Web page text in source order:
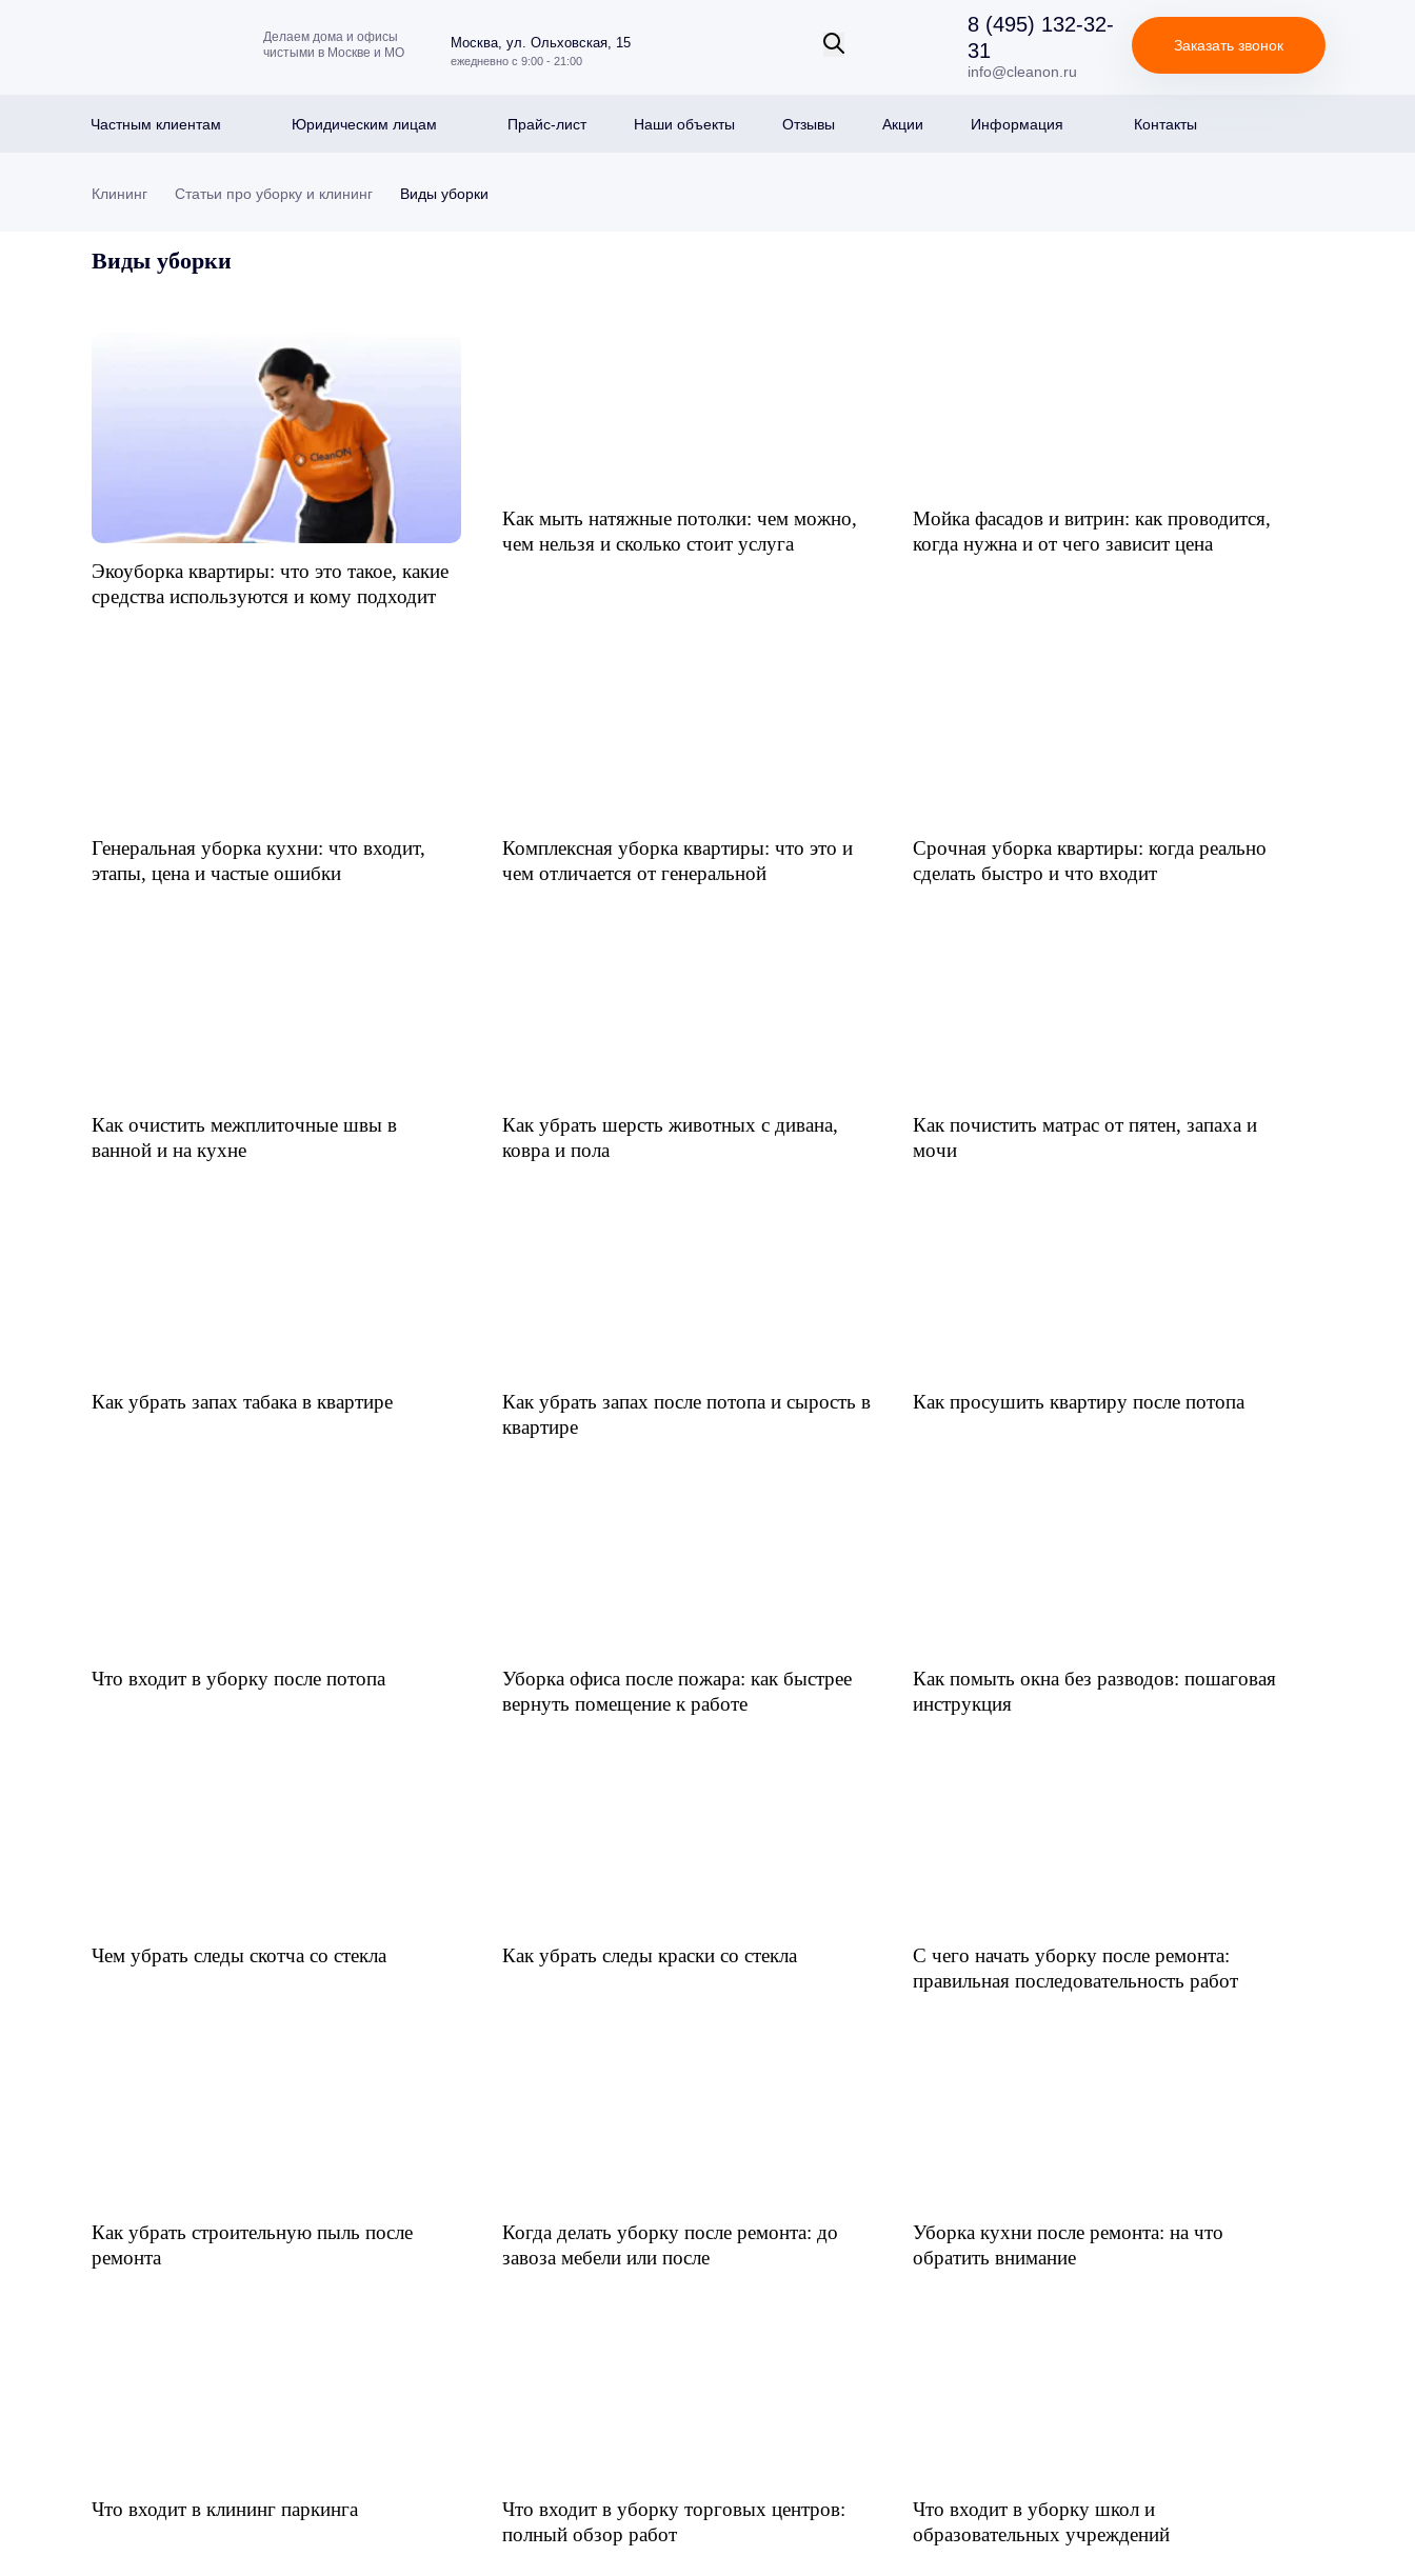
Делаем дома и офисы
чистыми в Москве и МО
Москва, ул. Ольховская, 15
ежедневно с 9:00 - 21:00
8 (495) 132-32-
31
info@cleanon.ru
Заказать звонок
Частным клиентам Юридическим лицам Прайс-лист Наши объекты Отзывы Акции Информация Контакты
Клининг Статьи про уборку и клининг Виды уборки
Виды уборки
Экоуборка квартиры: что это такое, какие
средства используются и кому подходит
Как мыть натяжные потолки: чем можно,
чем нельзя и сколько стоит услуга
Мойка фасадов и витрин: как проводится,
когда нужна и от чего зависит цена
Генеральная уборка кухни: что входит,
этапы, цена и частые ошибки
Комплексная уборка квартиры: что это и
чем отличается от генеральной
Срочная уборка квартиры: когда реально
сделать быстро и что входит
Как очистить межплиточные швы в
ванной и на кухне
Как убрать шерсть животных с дивана,
ковра и пола
Как почистить матрас от пятен, запаха и
мочи
Как убрать запах табака в квартире
Как убрать запах после потопа и сырость в
квартире
Как просушить квартиру после потопа
Что входит в уборку после потопа
Уборка офиса после пожара: как быстрее
вернуть помещение к работе
Как помыть окна без разводов: пошаговая
инструкция
Чем убрать следы скотча со стекла Как убрать следы краски со стекла
С чего начать уборку после ремонта:
правильная последовательность работ
Как убрать строительную пыль после
ремонта
Когда делать уборку после ремонта: до
завоза мебели или после
Уборка кухни после ремонта: на что
обратить внимание
Что входит в клининг паркинга
Что входит в уборку торговых центров:
полный обзор работ
Что входит в уборку школ и
образовательных учреждений